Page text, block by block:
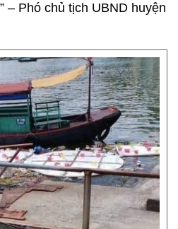
– Phó chủ tịch UBND huyện